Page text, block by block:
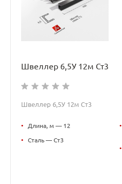
Швеллер 6,5У 12м Ст3
Швеллер 6,5У 12м Ст3
• Длина, м — 12
• Сталь — Ст3
•
•